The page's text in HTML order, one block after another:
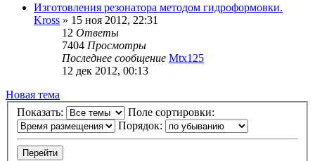
Изготовления резонатора методом гидроформовки.
Kross » 15 ноя 2012, 22:31
12 Ответы
7404 Просмотры
Последнее сообщение Mtx125
12 дек 2012, 00:13
Новая тема
Показать:
Поле сортировки:
Порядок: